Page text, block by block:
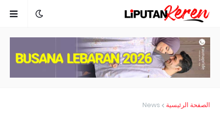
الصفحة الرئيسية News